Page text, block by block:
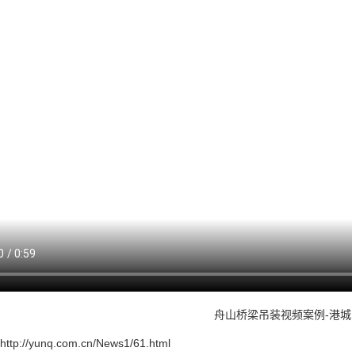
舟山桥梁吊装视频案例-港
http://yunq.com.cn/News1/61.html